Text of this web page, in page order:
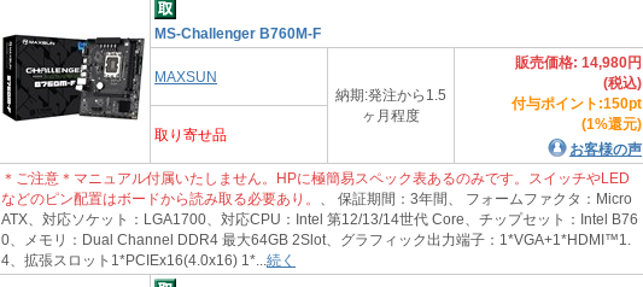
MS-Challenger B760M-F
MAXSUN
納期:発注から1.5
ヶ月程度
販売価格: 14,980円
(税込)
付与ポイント:150pt
(1%還元)
お客様の声
取り寄せ品
＊ご注意＊マニュアル付属いたしません。HPに極簡易スペック表あるのみです。スイッチやLED
などのピン配置はボードから読み取る必要あり。
、 保証期間：3年間、 フォームファクタ：Micro
ATX、対応ソケット：LGA1700、対応CPU：Intel 第12/13/14世代 Core、チップセット：Intel B76
0、メモリ：Dual Channel DDR4 最大64GB 2Slot、グラフィック出力端子：1*VGA+1*HDMI™1.
4、拡張スロット1*PCIEx16(4.0x16) 1*... 続く